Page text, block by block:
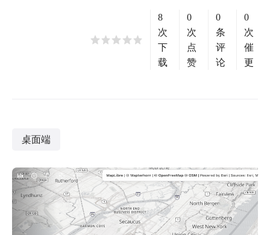
8
次
下
载
0
次
点
赞
0
条
评
论
0
次
催
更
桌面端